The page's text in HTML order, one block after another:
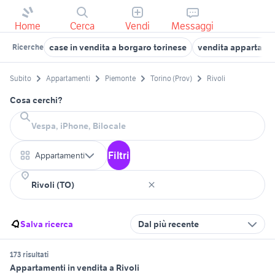
Home Cerca Vendi Messaggi
Ricerche case in vendita a borgaro torinese vendita
Subito Appartamenti Piemonte Torino (Prov) Rivoli
Cosa cerchi?
Appartamenti Filtri
Salva ricerca Dal più recente
173 risultati
Appartamenti in vendita a Rivoli